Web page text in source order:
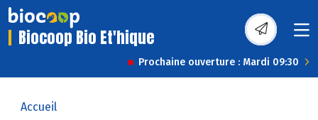
Biocoop Bio Et'hique
Prochaine ouverture : Mardi 09:30
Accueil